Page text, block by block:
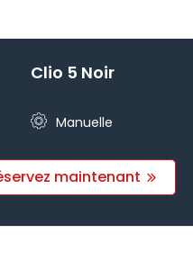
Clio 5 Noir
Manuelle
maintenant